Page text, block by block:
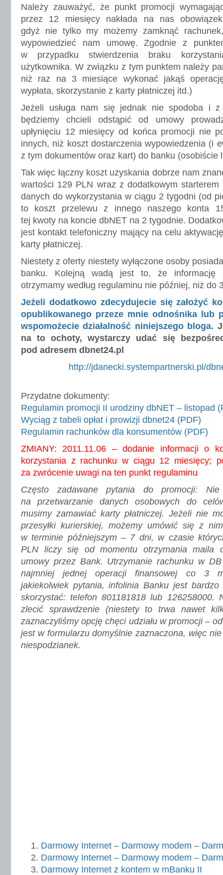
Należy zauważyć, że punkt promocji
przez 12 miesięcy nakłada na nas
gdyż nie tylko my możemy zamknąć
wypowiedzieć nam umowę. Zgodnie z
w przypadku stwierdzenia braku
użytkownika. W związku z tym punktem należy
niż raz na 3 miesiące wykonać jakąś
wypłata, skorzystanie z karty płatniczej itd.)
Jeżeli usługa nam się jednak nie spodoba i z
będziemy chcieli odstąpić od umowy
upłynięciu 12 miesięcy od końca promocji nie
innych, niż koszt dostarczenia wypowiedzenia (i
z tym dokumentów oraz kart) do banku (osobiście
Tak więc łączny koszt uzyskania dobrze nam
wartości 129 PLN wraz z dodatkowym
danych do wykorzystania w ciągu 2 tygodni (od
to koszt przelewu z innego naszego konta
tej kwoty na koncie dbNET na 2 tygodnie.
jest kontakt telefoniczny mający na celu
karty płatniczej.
Niestety z oferty niestety wyłączone osoby
banku. Kolejną wadą jest to, że informację
otrzymamy według regulaminu nie później, niż do
Jeżeli dodatkowo zdecydujecie się założyć
opublikowanego przeze mnie odnośnika lub
wspomożecie działalność niniejszego bloga.
na to ochoty, wystarczy udać się
pod adresem dbnet24.pl
http://jdanecki.systempartnerski.pl/
Przydatne dokumenty:
Regulamin promocji II urodziny dbNET – listopad
Wyciąg z tabeli opłat i prowizji dbnet24 (PDF)
Regulamin rachunków dla konsumentów (PDF)
ZMIANY: 2011.11.06 – dodanie informacji o
korzystania z rachunku w ciągu 12 miesięcy;
za zwrócenie uwagi na ten punkt regulaminu
Często zadawane pytania do promocji:
na przetwarzanie danych osobowych do
musimy zamawiać karty płatniczej. Jeżeli nie
przesyłki kurierskiej, możemy umówić się z
w terminie późniejszym – 7 dni, w czasie
PLN liczy się od momentu otrzymania maila
umowy przez Bank. Utrzymanie rachunku w
najmniej jednej operacji finansowej co 3
jakiekolwiek pytania, infolinia Banku jest
skorzystać: telefon 801181818 lub 126258000.
zlecić sprawdzenie (niestety to trwa nawet
zaznaczyliśmy opcję chęci udziału w promocji –
jest w formularzu domyślnie zaznaczona, więc
niespodzianek.
Darmowy Internet – Darmowy modem –
Darmowy Internet – Darmowy modem –
Darmowy Internet z kontem w mBanku II